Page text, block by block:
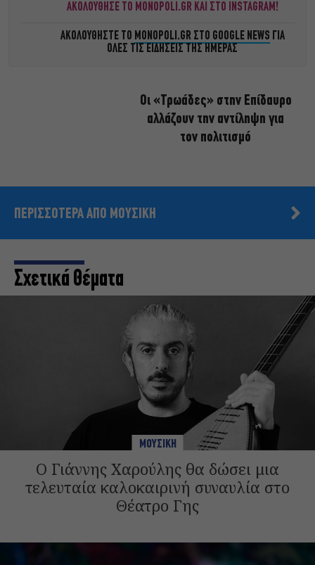
ΑΚΟΛΟΥΘΗΣΕ ΤΟ MONOPOLI.GR ΚΑΙ ΣΤΟ INSTAGRAM!
ΑΚΟΛΟΥΘΗΣΤΕ ΤΟ MONOPOLI.GR ΣΤΟ GOOGLE NEWS ΓΙΑ
ΟΛΕΣ ΤΙΣ ΕΙΔΗΣΕΙΣ ΤΗΣ ΗΜΕΡΑΣ
Οι «Τρωάδες» στην Επίδαυρο
αλλάζουν την αντίληψη για
τον πολιτισμό
ΠΕΡΙΣΣΟΤΕΡΑ ΑΠΟ ΜΟΥΣΙΚΗ
Σχετικά Θέματα
ΜΟΥΣΙΚΗ
Ο Γιάννης Χαρούλης θα δώσει μια
τελευταία καλοκαιρινή συναυλία στο
Θέατρο Γης